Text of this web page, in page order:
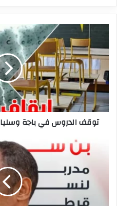
الدروس
في
باجة
وسليانة
بسبب
العوامل
الجوية
توقف الدروس في باجة